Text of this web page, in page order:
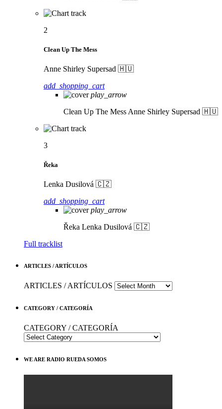
2
Clean Up The Mess
Anne Shirley Supersad 🇭🇺
add_shopping_cart
play_arrow
Clean Up The Mess Anne Shirley Supersad 🇭🇺
3
Řeka
Lenka Dusilová 🇨🇿
add_shopping_cart
play_arrow
Řeka Lenka Dusilová 🇨🇿
Full tracklist
ARTICLES / ARTÍCULOS
ARTICLES / ARTÍCULOS
CATEGORY / CATEGORÍA
CATEGORY / CATEGORÍA
WE ARE RADIO RUEDA SOMOS